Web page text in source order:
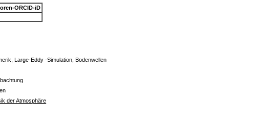
ORCID-iD
Large-Eddy -Simulation, Bodenwellen
der Atmosphäre